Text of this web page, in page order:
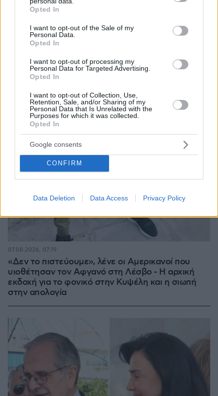
grant or deny consent to Google and its third-party tags to
use your data for below specified purposes in below Google
consent section.
Opted In
I want to opt-out of the Sale of my
Personal Data.
Opted In
I want to opt-out of processing my
Personal Data for Targeted Advertising.
Opted In
I want to opt-out of Collection, Use,
Retention, Sale, and/or Sharing of my
Personal Data that Is Unrelated with the
Purposes for which it was collected.
Opted In
Google consents
CONFIRM
Data Deletion Data Access Privacy Policy
η 43χρονη και ο 21χρονος πήγαιναν μαζί για
δουλειά
«Δεν το πιστεύουμε», λένε οι Αμερικανοί που
υιοθέτησαν τον Αφγανό στη Λέσβο - Η αρχική
εκδοχή για το φονικό στην Κυψέλη και η σιωπή
στην απολογία
07.08.2026, 07:19